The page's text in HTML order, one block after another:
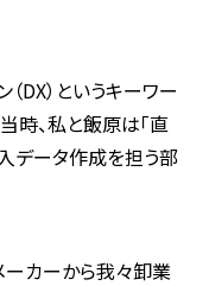
（DX）というキーワー
時、私と飯原は「直
データ作成を担う部
ーカーから我々卸業